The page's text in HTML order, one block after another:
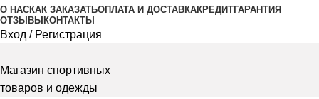
О НАСКАК ЗАКАЗАТЬОПЛАТА И ДОСТАВКАКРЕДИТГАРАНТИЯ
ОТЗЫВЫ КОНТАКТЫ
Вход / Регистрация
Магазин спортивных
товаров и одежды